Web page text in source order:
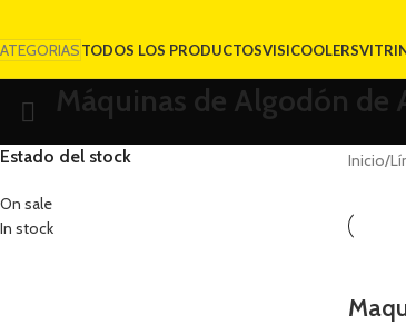
TODOS LOS PRODUCTOSVISICOOLERS
Máquinas de Algodón de
Estado del stock
On sale
In stock
Inicio/